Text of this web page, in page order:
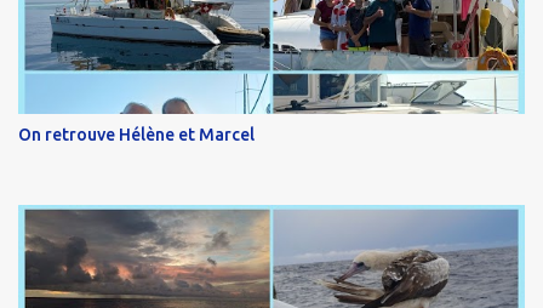
On retrouve Hélène et Marcel